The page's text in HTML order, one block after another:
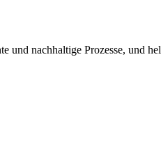
und nachhaltige Prozesse, und